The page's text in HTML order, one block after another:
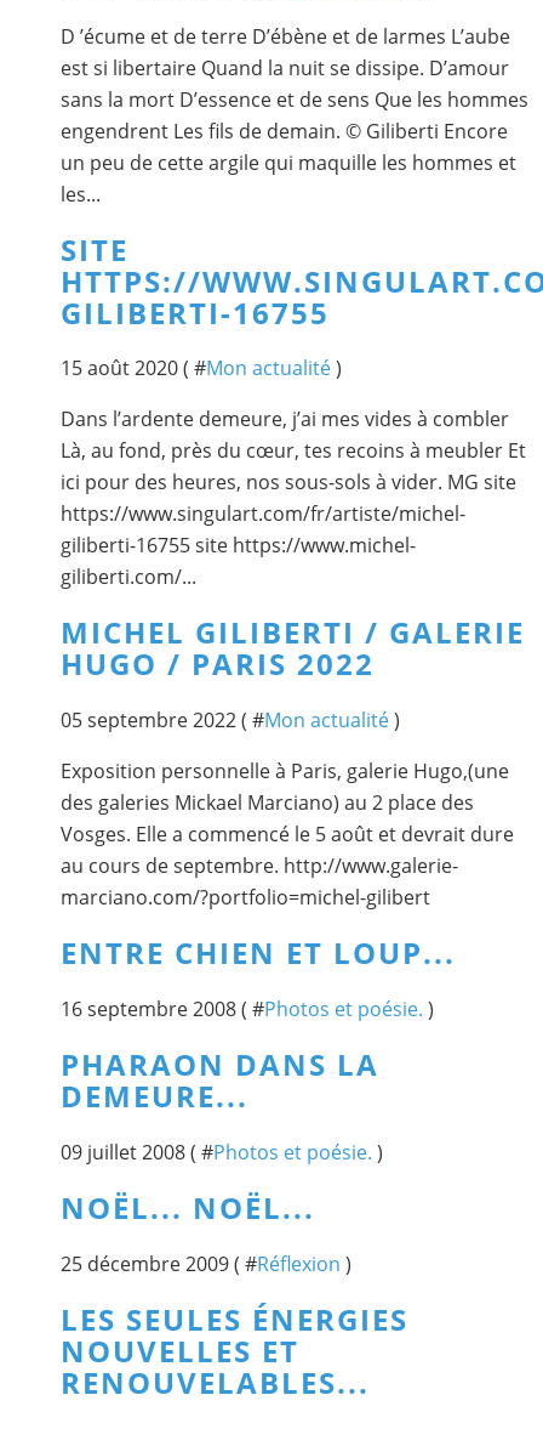
D ’écume et de terre D’ébène et de larmes L’aube
est si libertaire Quand la nuit se dissipe. D’amour
sans la mort D’essence et de sens Que les hommes
engendrent Les fils de demain. © Giliberti Encore
un peu de cette argile qui maquille les hommes et
les...
SITE
HTTPS://
GILIBERTI-16755
15 août 2020 ( #Mon actualité)
Dans l’ardente demeure, j’ai mes vides à combler
Là, au fond, près du cœur, tes recoins à meubler Et
ici pour des heures, nos sous-sols à vider. MG site
https://www.singulart.com/fr/artiste/michel-
giliberti-16755 site https://www.michel-
giliberti.com/...
MICHEL GILIBERTI / GALERIE
HUGO / PARIS 2022
05 septembre 2022 ( #Mon actualité)
Exposition personnelle à Paris, galerie Hugo,(une
des galeries Mickael Marciano) au 2 place des
Vosges. Elle a commencé le 5 août et devrait dure
au cours de septembre. http://www.galerie-
marciano.com/?portfolio=michel-gilibert
ENTRE CHIEN ET LOUP...
16 septembre 2008 ( #Photos et poésie. )
PHARAON DANS LA
DEMEURE...
09 juillet 2008 ( #Photos et poésie. )
NOËL... NOËL...
25 décembre 2009 ( #Réflexion )
LES SEULES ÉNERGIES
NOUVELLES ET
RENOUVELABLES...